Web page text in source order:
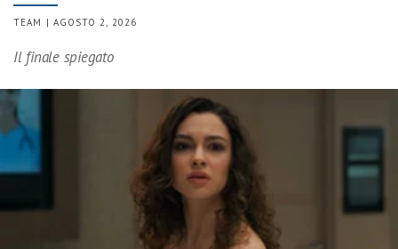
TEAM | AGOSTO 2, 2026
Il finale spiegato